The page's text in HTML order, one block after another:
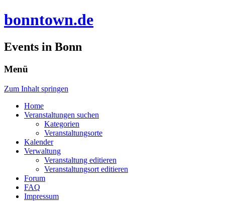
bonntown.de
Events in Bonn
Menü
Zum Inhalt springen
Home
Veranstaltungen suchen
Kategorien
Veranstaltungsorte
Kalender
Verwaltung
Veranstaltung editieren
Veranstaltungsort editieren
Forum
FAQ
Impressum